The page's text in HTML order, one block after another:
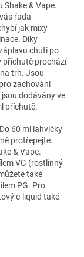
& Vape.
řada
jak mixy
Díky
chuti po
příchutě prochází
trh. Jsou
zachování
dodávány ve
příchutě.
Do 60 ml lahvičky
protřepejte.
& Vape.
VG (rostlinný
také
PG. Pro
e-liquid také